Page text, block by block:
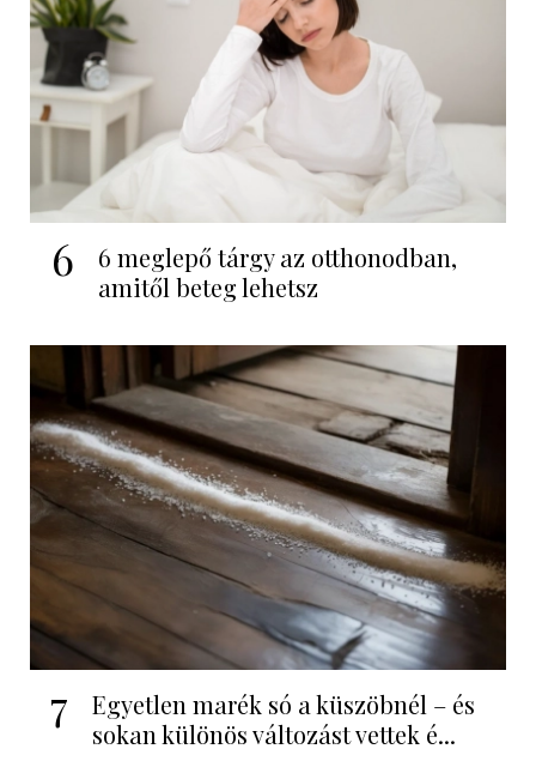
6
6 meglepő tárgy az otthonodban,
amitől beteg lehetsz
7
Egyetlen marék só a küszöbnél – és
sokan különös változást vettek é...